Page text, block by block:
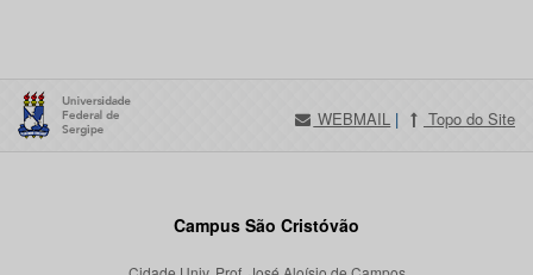
WEBMAIL | Topo do Site
Campus São Cristóvão